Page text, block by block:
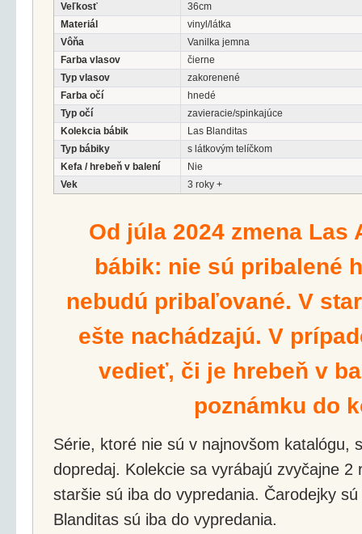
Veľkosť
36cm
Materiál
vinyl/látka
Vôňa
Vanilka jemna
Farba vlasov
čierne
Typ vlasov
zakorenené
Farba očí
hnedé
Typ očí
zavieracie/spinkajúce
Kolekcia bábik
Las Blanditas
Typ bábiky
s látkovým telíčkom
Kefa / hrebeň v balení
Nie
Vek
3 roky +
Od júla 2024 zmena Las
bábik: nie sú pribalené
nebudú pribaľované. V
ešte nachádzajú. V
vedieť, či je hrebeň v
poznámku do
Série, ktoré nie sú v najnovšom katalógu,
dopredaj. Kolekcie sa vyrábajú zvyčajne 2
staršie sú iba do vypredania. Čarodejky
Blanditas sú iba do vypredania.